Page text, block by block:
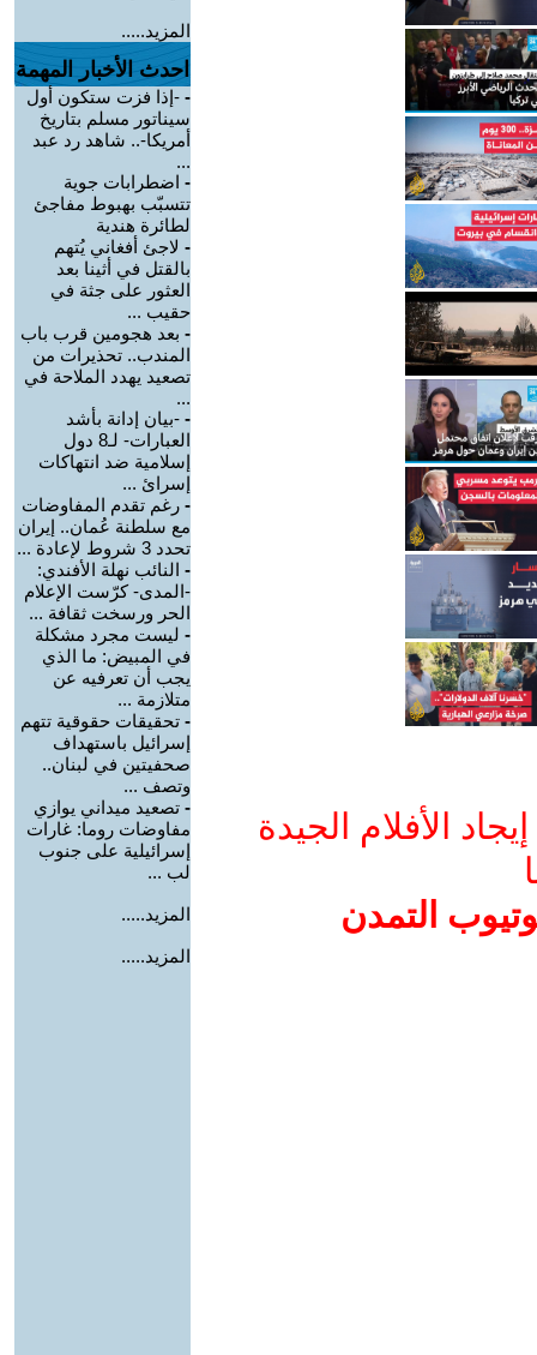
الأفلام الجيدة
التمدن
المزيد.....
احدث الأخبار المهمة
- -إذا فزت ستكون أول
سيناتور مسلم بتاريخ
أمريكا-.. شاهد رد عبد
...
- اضطرابات جوية
تتسبّب بهبوط مفاجئ
لطائرة هندية
- لاجئ أفغاني يُتهم
بالقتل في أثينا بعد
العثور على جثة في
حقيب ...
- بعد هجومين قرب باب
المندب.. تحذيرات من
تصعيد يهدد الملاحة في
...
- -بيان إدانة بأشد
العبارات- لـ8 دول
إسلامية ضد انتهاكات
إسرائ ...
- رغم تقدم المفاوضات
مع سلطنة عُمان.. إيران
تحدد 3 شروط لإعادة ...
- النائب نهلة الأفندي:
-المدى- كرّست الإعلام
الحر ورسخت ثقافة ...
- ليست مجرد مشكلة
في المبيض: ما الذي
يجب أن تعرفيه عن
متلازمة ...
- تحقيقات حقوقية تتهم
إسرائيل باستهداف
صحفيتين في لبنان..
وتصف ...
- تصعيد ميداني يوازي
مفاوضات روما: غارات
إسرائيلية على جنوب
لب ...
المزيد.....
المزيد.....